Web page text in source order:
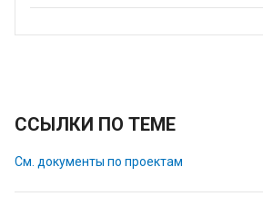
ССЫЛКИ ПО ТЕМЕ
См. документы по проектам